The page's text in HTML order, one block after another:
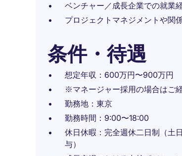
ベンチャー／成長企業での就業
プロジェクトマネジメントや関
条件・待遇
想定年収：600万円〜900万円
※マネージャー採用の場合はご
勤務地：東京
勤務時間：9:00〜18:00
休日休暇：完全週休二日制（土
与）